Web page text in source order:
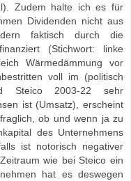
Zudem halte ich es für
Dividenden nicht aus
faktisch durch die
(Stichwort: linke
Wärmedämmung vor
voll im (politisch
Steico 2003-22 sehr
ist (Umsatz), erscheint
ob und wenn ja zu
des Unternehmens
ist notorisch negativer
wie bei Steico ein
hat es deswegen